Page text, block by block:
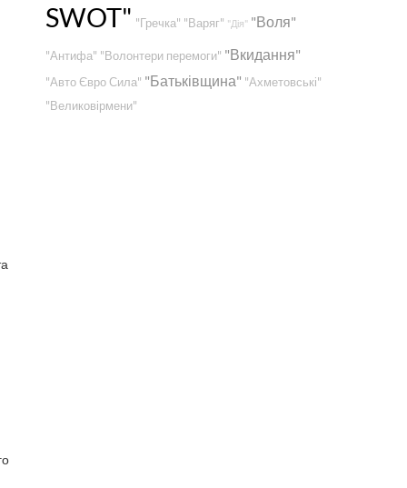
SWOT" "Гречка" "Варяг" "Дія" "Воля"
"Антифа" "Волонтери перемоги" "Вкидання"
"Авто Євро Сила" "Батьківщина" "Ахметовські"
"Великовірмени"